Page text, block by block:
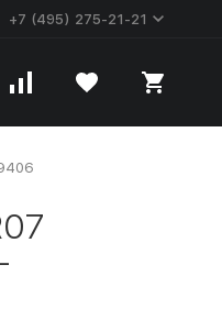
+7 (495) 275-21-21